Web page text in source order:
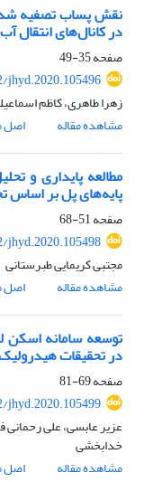
نقش پساب تصفیه
در کانال‌های انتقال آب
صفحه35-49
jhyd.2020.105496
زهرا طاهری، کاظم
مشاهده مقاله
اصل
مطالعه پایداری و
پایه‌های پل بر اساس
صفحه51-68
jhyd.2020.105498
مجتبی کریمایی طبرستانی
مشاهده مقاله
اصل
توسعه سامانه
در تحقیقات
صفحه69-81
jhyd.2020.105499
عزیر عابسی، علی رحمانی
خدابخشی
مشاهده مقاله
اصل